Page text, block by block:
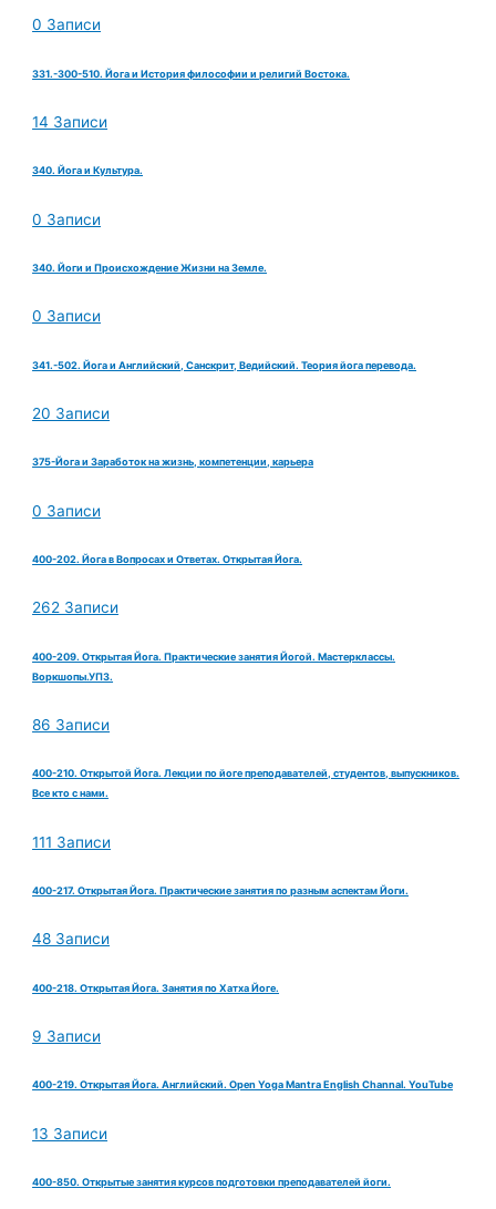
0 Записи
331.-300-510. Йога и История философии и религий Востока.
14 Записи
340. Йога и Культура.
0 Записи
340. Йоги и Происхождение Жизни на Земле.
0 Записи
341.-502. Йога и Английский, Санскрит, Ведийский. Теория йога перевода.
20 Записи
375-Йога и Заработок на жизнь, компетенции, карьера
0 Записи
400-202. Йога в Вопросах и Ответах. Открытая Йога.
262 Записи
400-209. Открытая Йога. Практические занятия Йогой. Мастерклассы.
Воркшопы.УПЗ.
86 Записи
400-210. Открытой Йога. Лекции по йоге преподавателей, студентов, выпускников.
Все кто с нами.
111 Записи
400-217. Открытая Йога. Практические занятия по разным аспектам Йоги.
48 Записи
400-218. Открытая Йога. Занятия по Хатха Йоге.
9 Записи
400-219. Открытая Йога. Английский. Open Yoga Mantra English Channal. YouTube
13 Записи
400-850. Открытые занятия курсов подготовки преподавателей йоги.